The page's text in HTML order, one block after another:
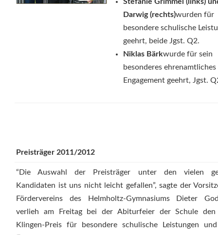
Darwig (rechts)wurden für
besondere schulische
geehrt, beide Jgst. Q2.
Niklas Bärkwurde für sein
besonderes ehrenamtliches
Engagement geehrt, Jgst.
Preisträger 2011/2012
“Die Auswahl der Preisträger unter den vielen
Kandidaten ist uns nicht leicht gefallen”, sagte der
Fördervereins des Helmholtz-Gymnasiums Dieter
verlieh am Freitag bei der Abiturfeier der Schule den
Klingen-Preis für besondere schulische Leistungen